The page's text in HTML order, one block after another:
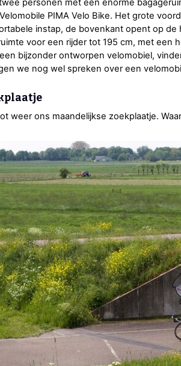
personen met een enorme
PIMA Velo Bike. Het grote
instap, de bovenkant opent op
voor een rijder tot 195 cm, met een
bijzonder ontworpen velomobiel,
we nog wel spreken over een
weer ons maandelijkse zoekplaatje.